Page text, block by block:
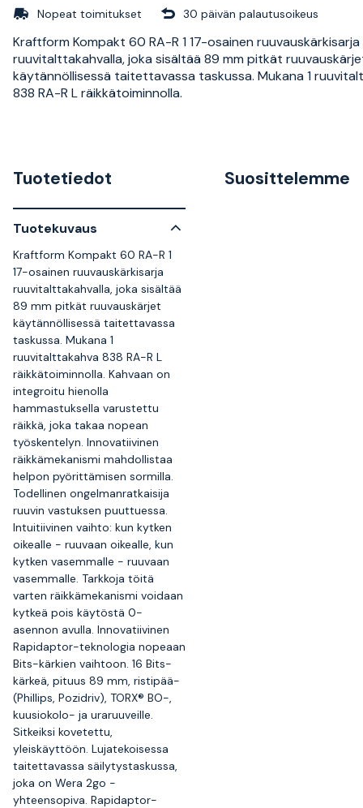
Nopeat toimitukset 30 päivän palautusoikeus
Kraftform Kompakt 60 RA-R 1 17-osainen ruuvauskärkisarja
ruuvitalttakahvalla, joka sisältää 89 mm pitkät
käytännöllisessä taitettavassa taskussa. Mukana 1
838 RA-R L räikkätoiminnolla.
Tuotetiedot
Tuotekuvaus
Kraftform Kompakt 60 RA-R 1
17-osainen ruuvauskärkisarja
ruuvitalttakahvalla, joka sisältää
89 mm pitkät ruuvauskärjet
käytännöllisessä taitettavassa
taskussa. Mukana 1
ruuvitalttakahva 838 RA-R L
räikkätoiminnolla. Kahvaan on
integroitu hienolla
hammastuksella varustettu
räikkä, joka takaa nopean
työskentelyn. Innovatiivinen
räikkämekanismi mahdollistaa
helpon pyörittämisen sormilla.
Todellinen ongelmanratkaisija
ruuvin vastuksen puuttuessa.
Intuitiivinen vaihto: kun kytken
oikealle - ruuvaan oikealle, kun
kytken vasemmalle - ruuvaan
vasemmalle. Tarkkoja töitä
varten räikkämekanismi voidaan
kytkeä pois käytöstä 0-
asennon avulla. Innovatiivinen
Rapidaptor-teknologia nopeaan
Bits-kärkien vaihtoon. 16 Bits-
kärkeä, pituus 89 mm, ristipää-
(Phillips, Pozidriv), TORX® BO-,
kuusiokolo- ja uraruuveille.
Sitkeiksi kovetettu,
yleiskäyttöön. Lujatekoisessa
taitettavassa säilytystaskussa,
joka on Wera 2go -
yhteensopiva. Rapidaptor-
Suosittelemme